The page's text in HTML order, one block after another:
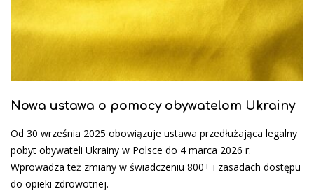
Nowa ustawa o pomocy obywatelom Ukrainy
Od 30 września 2025 obowiązuje ustawa przedłużająca legalny
pobyt obywateli Ukrainy w Polsce do 4 marca 2026 r.
Wprowadza też zmiany w świadczeniu 800+ i zasadach dostępu
do opieki zdrowotnej.